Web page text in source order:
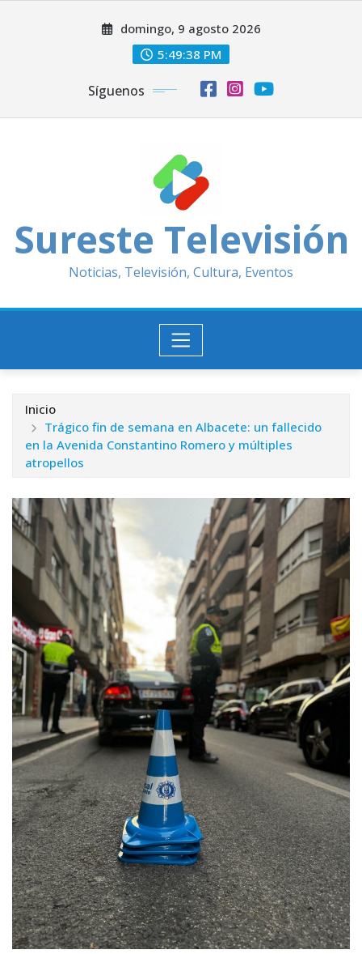
domingo, 9 agosto 2026
5:49:40 PM
Síguenos
Sureste Televisión
Noticias, Televisión, Cultura, Eventos
Inicio
Trágico fin de semana en Albacete: un fallecido
en la Avenida Constantino Romero y múltiples
atropellos